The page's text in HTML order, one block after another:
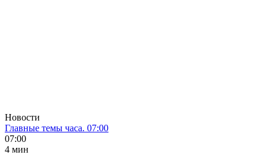
Новости
Главные темы часа. 07:00
07:00
4 мин